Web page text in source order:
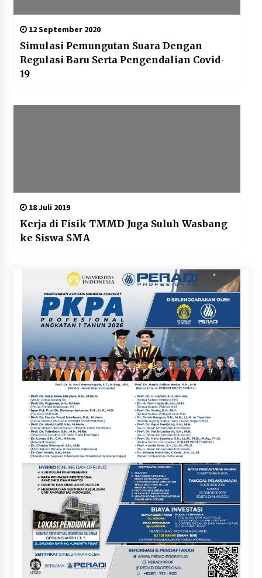
12 September 2020
Simulasi Pemungutan Suara Dengan
Regulasi Baru Serta Pengendalian Covid-
19
18 Juli 2019
Kerja di Fisik TMMD Juga Suluh Wasbang
ke Siswa SMA